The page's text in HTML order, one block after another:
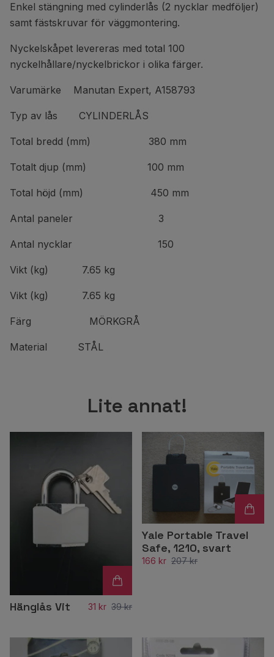
Enkel stängning med cylinderlås (2 nycklar medföljer)
samt fästskruvar för väggmontering.
Nyckelskåpet levereras med total 100
nyckelhållare/nyckelbrickor i olika färger.
Varumärke Manutan Expert, A158793
Typ av lås CYLINDERLÅS
Total bredd (mm) 380 mm
Totalt djup (mm) 100 mm
Total höjd (mm) 450 mm
Antal paneler 3
Antal nycklar 150
Vikt (kg) 7.65 kg
Vikt (kg) 7.65 kg
Färg MÖRKGRÅ
Material STÅL
Lite annat!
Hänglås Vit 31 kr 39 kr
Yale Portable Travel
Safe, 1210, svart
166 kr 207 kr